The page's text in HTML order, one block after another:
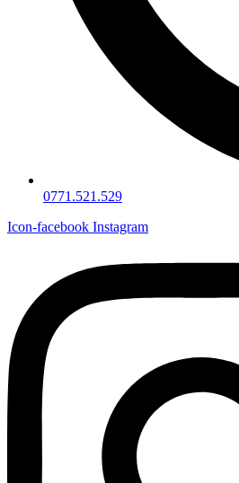
0771.521.529
Icon-facebook Instagram